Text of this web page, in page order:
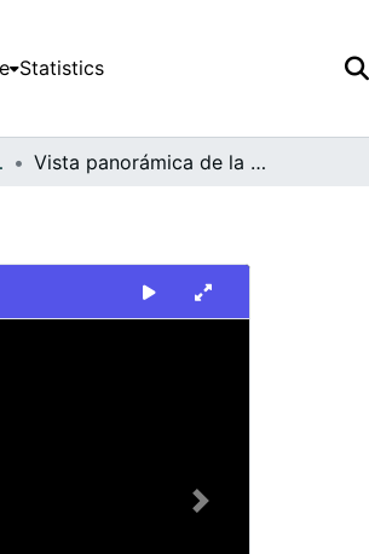
Statistics
Vista panorámica de la ciudad
Next